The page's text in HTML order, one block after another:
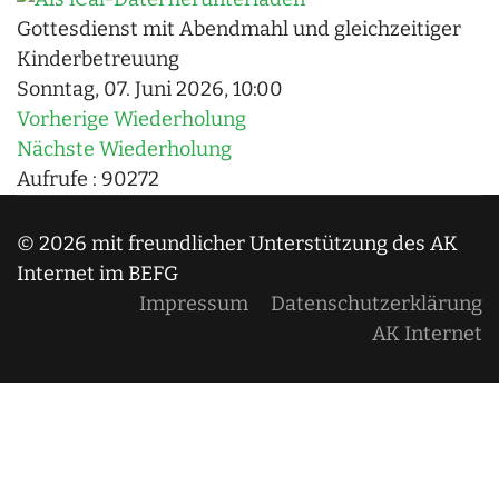
Gottesdienst mit Abendmahl und gleichzeitiger
Kinderbetreuung
Sonntag, 07. Juni 2026, 10:00
Vorherige Wiederholung
Nächste Wiederholung
Aufrufe : 90272
© 2026 mit freundlicher Unterstützung des AK
Internet im BEFG
Impressum
Datenschutzerklärung
AK Internet